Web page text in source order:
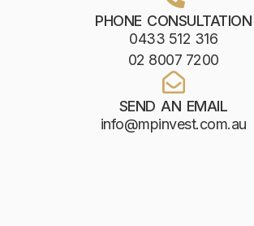
PHONE CONSULTATION
0433 512 316
02 8007 7200
SEND AN EMAIL
info@mpinvest.com.au